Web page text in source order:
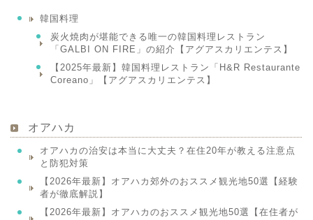
韓国料理
炭火焼肉が堪能できる唯一の韓国料理レストラン
「GALBI ON FIRE」の紹介【アグアスカリエンテス】
【2025年最新】韓国料理レストラン「H&R Restaurante
Coreano」【アグアスカリエンテス】
オアハカ
オアハカの治安は本当に大丈夫？在住20年が教える注意点
と防犯対策
【2026年最新】オアハカ郊外のおススメ観光地50選【経験
者が徹底解説】
【2026年最新】オアハカのおススメ観光地50選【在住者が